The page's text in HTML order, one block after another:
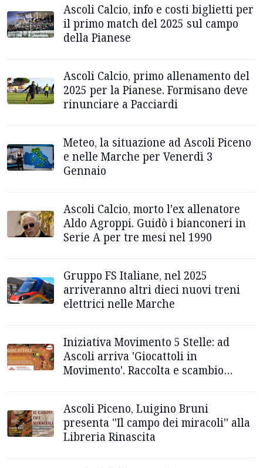
Ascoli Calcio, info e costi biglietti per
il primo match del 2025 sul campo
della Pianese
Ascoli Calcio, primo allenamento del
2025 per la Pianese. Formisano deve
rinunciare a Pacciardi
Meteo, la situazione ad Ascoli Piceno
e nelle Marche per Venerdì 3
Gennaio
Ascoli Calcio, morto l'ex allenatore
Aldo Agroppi. Guidò i bianconeri in
Serie A per tre mesi nel 1990
Gruppo FS Italiane, nel 2025
arriveranno altri dieci nuovi treni
elettrici nelle Marche
Iniziativa Movimento 5 Stelle: ad
Ascoli arriva 'Giocattoli in
Movimento'. Raccolta e scambio
Ascoli Piceno, Luigino Bruni
presenta ''Il campo dei miracoli'' alla
Libreria Rinascita